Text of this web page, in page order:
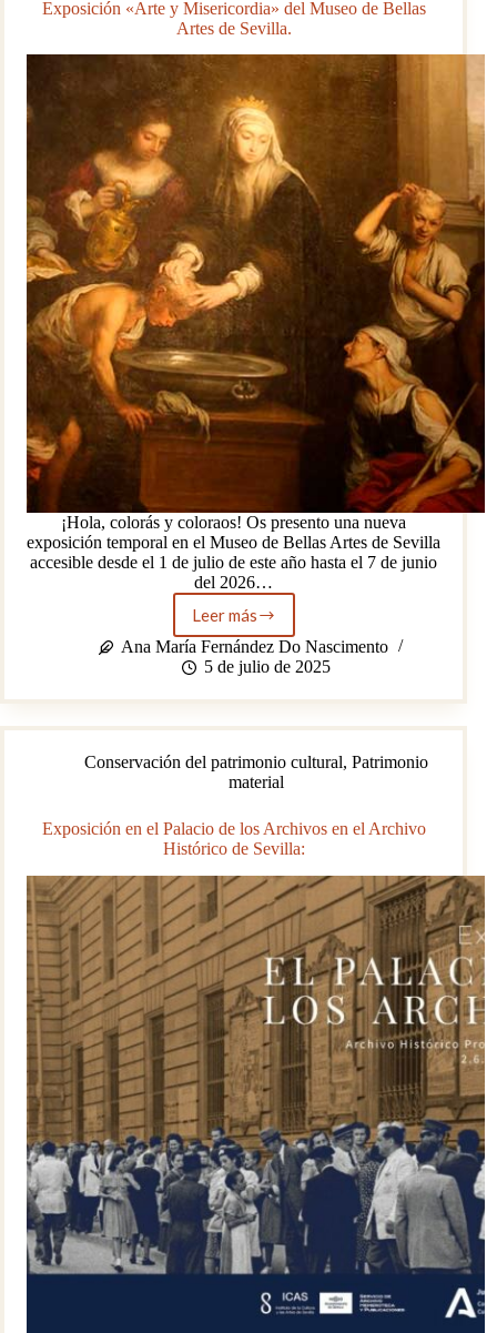
Exposición «Arte y Misericordia» del Museo de Bellas
Artes de Sevilla.
¡Hola, colorás y coloraos! Os presento una nueva
exposición temporal en el Museo de Bellas Artes de Sevilla
accesible desde el 1 de julio de este año hasta el 7 de junio
del 2026…
Leer másExposición
«Arte
y
del
Museo
Bellas
Artes
Sevilla.
Ana María Fernández Do Nascimento
5 de julio de 2025
Conservación del patrimonio cultural, Patrimonio
material
Exposición en el Palacio de los Archivos en el Archivo
Histórico de Sevilla: